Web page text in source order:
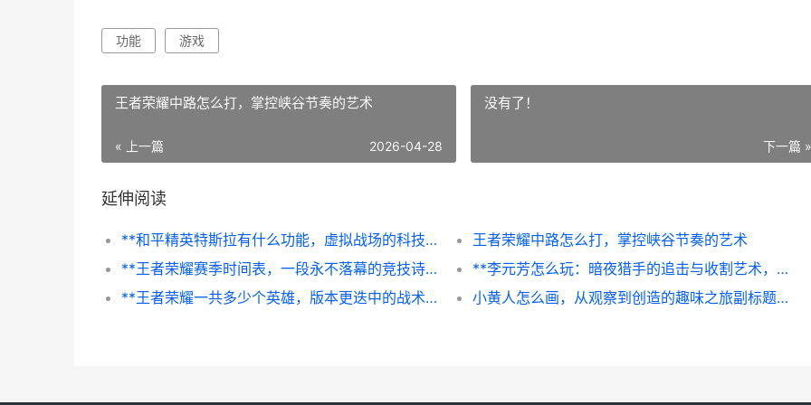
功能 游戏
王者荣耀中路怎么打，掌控峡谷节奏的艺术
« 上一篇 2026-04-28
没有了！
下一篇 »
延伸阅读
**和平精英特斯拉有什么功能，虚拟战场的科技革新**
王者荣耀中路怎么打，掌控峡谷节奏的艺术
**王者荣耀赛季时间表，一段永不落幕的竞技诗篇**
**李元芳怎么玩：暗夜猎手的追击与收割艺术，副标题：飞轮与刃镖的峡谷制胜法则**
**王者荣耀一共多少个英雄，版本更迭中的战术宇宙**
小黄人怎么画，从观察到创造的趣味之旅副标题，掌握特征轻松绘出萌趣角色